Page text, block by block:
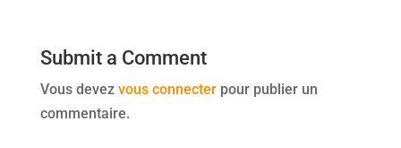
Submit a Comment
Vous devez vous connecterpour publier un
commentaire.